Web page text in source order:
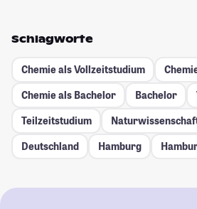
Schlagworte
Chemie als Vollzeitstudium
Chemie als Bachelor
Bachelor
Teilzeitstudium
Deutschland
Hamburg